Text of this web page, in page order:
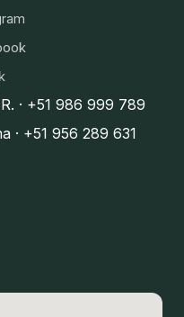
· +51 986 999 789
· +51 956 289 631